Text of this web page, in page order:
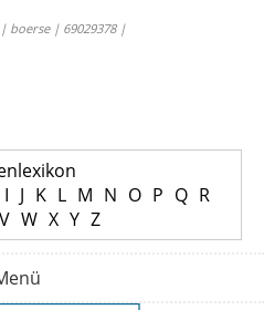
| boerse | 69029378 |
I J K L M N O P Q R
V W X Y Z